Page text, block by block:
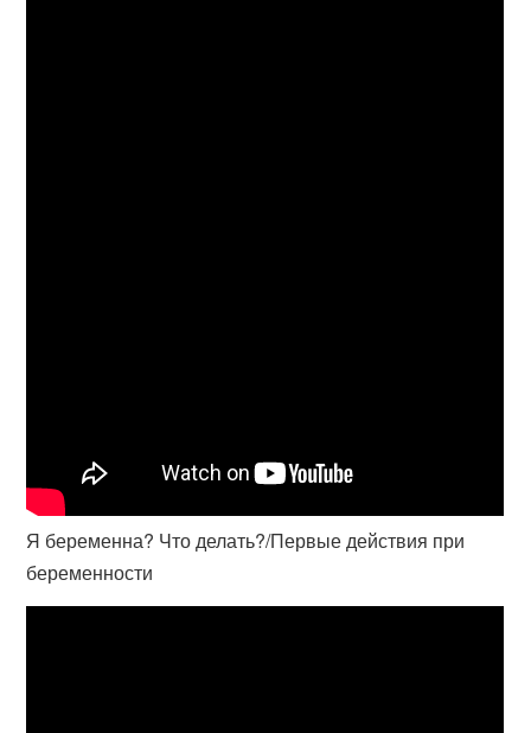
Я беременна? Что делать?/Первые действия при
беременности